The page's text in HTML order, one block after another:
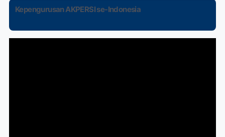
Kepengurusan AKPERSI se-Indonesia